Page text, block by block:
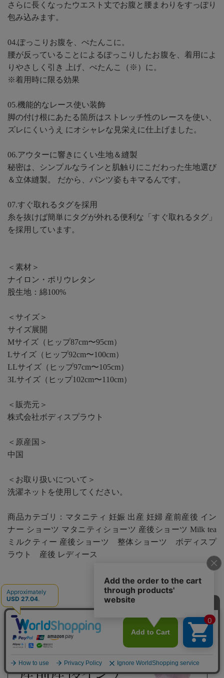
さらに長くなったウエスト丈でお腹と腰まわりをすっぽり
包み込みます。
04.ぽっこりお腹を、ぺたんこに。
腰が反っていることによるぽっこりしたお腹を、着用によ
りやさしく引き 上げ、ぺたんこ（※）に。
※着用時に限る効果
05.機能的なレース使い装飾
脚の付け根にあたる箇所はストレッチ性のレースを使い、
ズレにくいうえ にオシャレな見栄えに仕上げました。
06.アウターに響きにくい生地＆縫製
秘密は、シンプルなラインと肌触りにこだわった生地選び
＆立体縫製。 だから、パンツ姿もキマるんです。
07.すぐ取れるタグを採用
糸を抜けば簡単にタグが外れる便利な「すぐ取れるタグ」
を採用しています。
＜素材＞
ナイロン・ポリウレタン
股生地：綿100%
＜サイズ＞
サイズ展開
Mサイズ（ヒップ87cm〜95cm）
Lサイズ（ヒップ92cm〜100cm）
LLサイズ（ヒップ97cm〜105cm）
3Lサイズ（ヒップ102cm〜110cm）
＜販売元＞
株式会社ボディスプラウト
＜原産国＞
中国
＜お取り扱いについて＞
洗濯ネットを使用してください。
商品カテゴリ：マタニティ 妊娠 出産 妊婦 産前産後 イン
ナー ショーツ マタニティショーツ 産後ショーツ Milk tea
ミルクティー 産後ショーツ 整体ショーツ ボディスプ
ラウト 産後 レディース
◆ 関連カテゴリー